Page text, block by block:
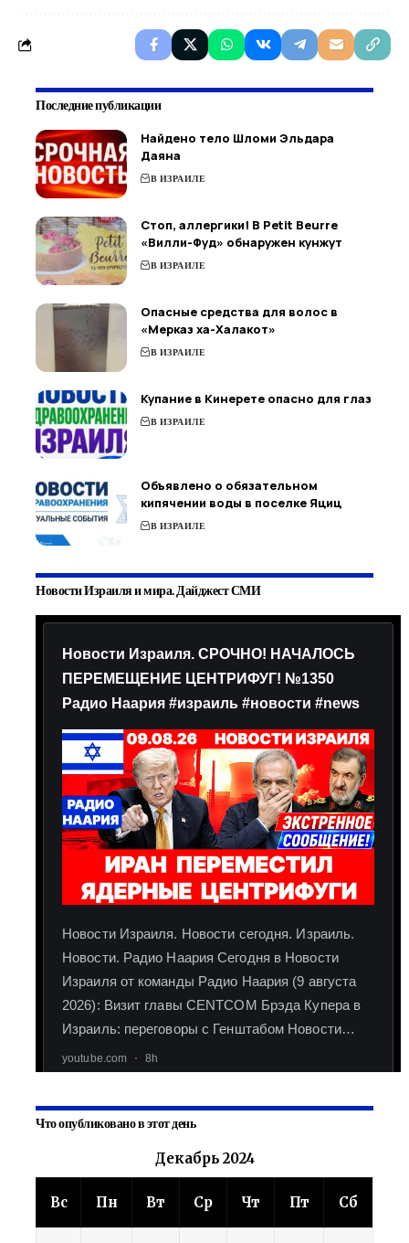
Последние публикации
Найдено тело Шломи Эльдара
Даяна
В ИЗРАИЛЕ
Стоп, аллергики! В Petit Beurre
«Вилли-Фуд» обнаружен кунжут
В ИЗРАИЛЕ
Опасные средства для волос в
«Мерказ ха-Халакот»
В ИЗРАИЛЕ
Купание в Кинерете опасно для глаз
В ИЗРАИЛЕ
Объявлено о обязательном
кипячении воды в поселке Яциц
В ИЗРАИЛЕ
Новости Израиля и мира. Дайджест СМИ
Что опубликовано в этот день
Декабрь 2024
Вс Пн Вт Ср Чт Пт Сб